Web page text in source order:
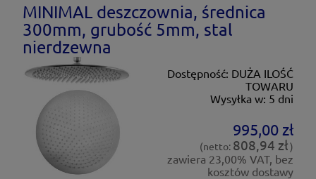
MINIMAL deszczownia, średnica
300mm, grubość 5mm, stal
nierdzewna
Dostępność: DUŻA ILOŚĆ
TOWARU
Wysyłka w: 5 dni
995,00 zł
(netto: 808,94 zł)
zawiera 23,00% VAT, bez
kosztów dostawy